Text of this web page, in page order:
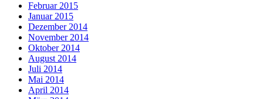
Februar 2015
Januar 2015
Dezember 2014
November 2014
Oktober 2014
August 2014
Juli 2014
Mai 2014
April 2014